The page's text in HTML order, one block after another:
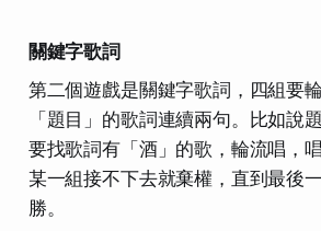
關鍵字歌詞
第二個遊戲是關鍵字歌詞，四組要
「題目」的歌詞連續兩句。比如說
要找歌詞有「酒」的歌，輪流唱，
某一組接不下去就棄權，直到最後
勝。